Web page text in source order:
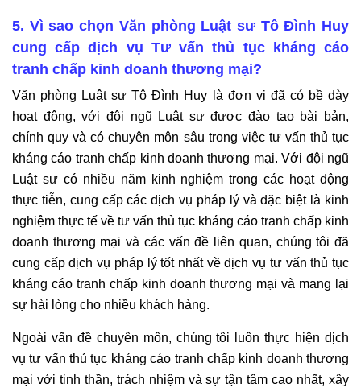
5. Vì sao chọn Văn phòng Luật sư Tô Đình Huy
cung cấp dịch vụ Tư vấn thủ tục kháng cáo
tranh chấp kinh doanh thương mại?
Văn phòng Luật sư Tô Đình Huy là đơn vị đã có bề dày
hoạt động, với đội ngũ Luật sư được đào tạo bài bản,
chính quy và có chuyên môn sâu trong việc tư vấn thủ tục
kháng cáo tranh chấp kinh doanh thương mại. Với đội ngũ
Luật sư có nhiều năm kinh nghiệm trong các hoạt động
thực tiễn, cung cấp các dịch vụ pháp lý và đặc biệt là kinh
nghiệm thực tế về tư vấn thủ tục kháng cáo tranh chấp kinh
doanh thương mại và các vấn đề liên quan, chúng tôi đã
cung cấp dịch vụ pháp lý tốt nhất về dịch vụ tư vấn thủ tục
kháng cáo tranh chấp kinh doanh thương mại và mang lại
sự hài lòng cho nhiều khách hàng.
Ngoài vấn đề chuyên môn, chúng tôi luôn thực hiện dịch
vụ tư vấn thủ tục kháng cáo tranh chấp kinh doanh thương
mại với tinh thần, trách nhiệm và sự tận tâm cao nhất, xây